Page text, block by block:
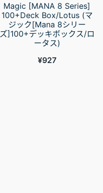
Magic [MANA 8 Series]
100+Deck Box/Lotus (マ
ジック[Mana 8シリー
ズ]100+デッキボックス/ロ
ータス)
¥927